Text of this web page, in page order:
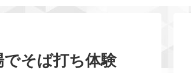
でそば打ち体験